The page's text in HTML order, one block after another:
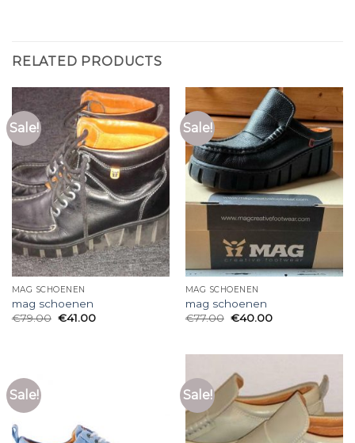
RELATED PRODUCTS
Sale!
MAG SCHOENEN
mag schoenen
€79.00 €41.00
Sale!
MAG SCHOENEN
mag schoenen
€77.00 €40.00
Sale! Sale!